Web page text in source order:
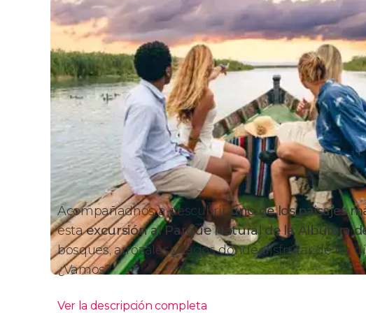
Acompañadnos a descubriruno de los paisajes
estaexcursión al Parque Natural de la Albufera
bosques, arrozales y lagos donde disfrutar de un
¿Vamos?
Ver la descripción completa